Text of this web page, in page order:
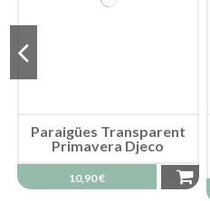
Paraigües Transparent
Primavera Djeco
10,90 €